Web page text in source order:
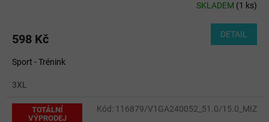
SKLADEM (1 ks)
598 Kč DETAIL
Sport - Trénink
3XL
TOTÁLNÍ
VÝPRODEJ
Kód: 116879/V1GA240052_51.0/15.0_MIZ